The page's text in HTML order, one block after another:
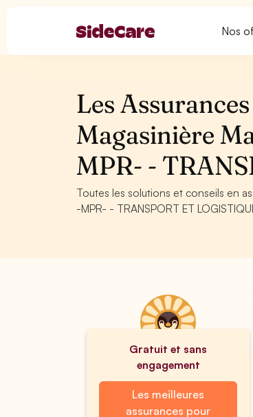
Nos
Les
Magasinière
MPR- -
Toutes les solutions et conseils en
-MPR- - TRANSPORT ET
Gratuit et sans
engagement
Les meilleures
assurances pour